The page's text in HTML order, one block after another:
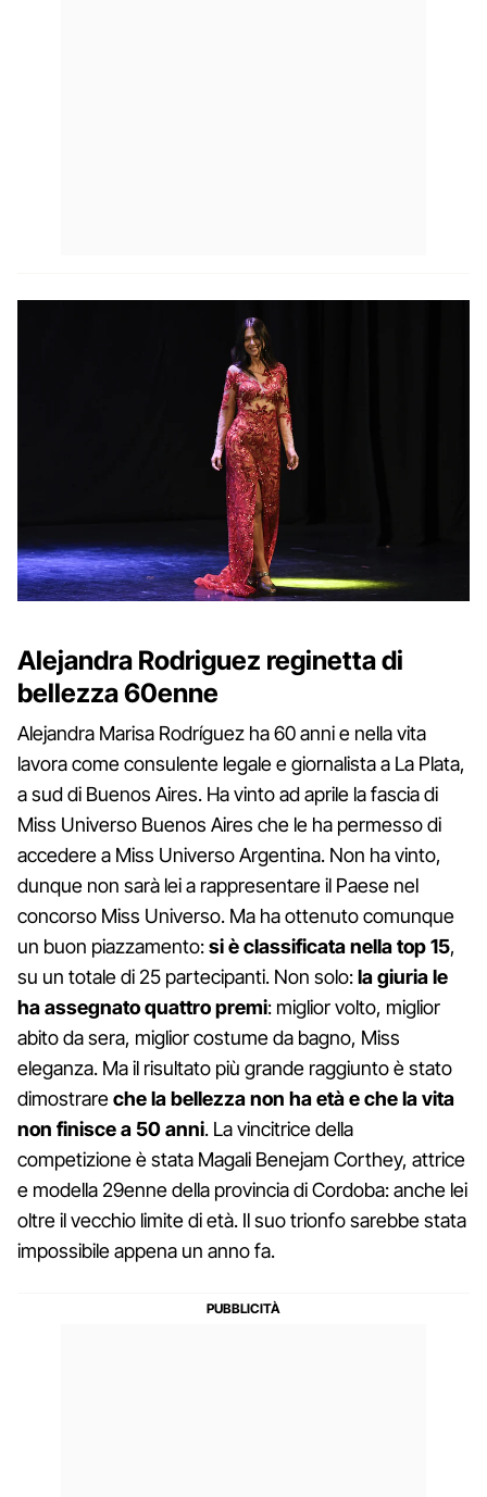
Alejandra Rodriguez reginetta di
bellezza 60enne
Alejandra Marisa Rodríguez ha 60 anni e nella vita
lavora come consulente legale e giornalista a La Plata,
a sud di Buenos Aires. Ha vinto ad aprile la fascia di
Miss Universo Buenos Aires che le ha permesso di
accedere a Miss Universo Argentina. Non ha vinto,
dunque non sarà lei a rappresentare il Paese nel
concorso Miss Universo. Ma ha ottenuto comunque
un buon piazzamento:si è classificata nella top 15,
su un totale di 25 partecipanti. Non solo:la giuria le
ha assegnato quattro premi: miglior volto, miglior
abito da sera, miglior costume da bagno, Miss
eleganza. Ma il risultato più grande raggiunto è stato
dimostrarechela bellezza non ha età e che la vita
non finisce a 50 anni. La vincitrice della
competizione è stata Magali Benejam Corthey, attrice
e modella 29enne della provincia di Cordoba: anche lei
oltre il vecchio limite di età. Il suo trionfo sarebbe stata
impossibile appena un anno fa.